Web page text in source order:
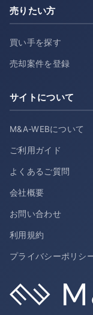
売りたい方
買い手を探す
売却案件を登録
サイトについて
M&A-WEBについて
ご利用ガイド
よくあるご質問
会社概要
お問い合わせ
利用規約
プライバシーポリシ